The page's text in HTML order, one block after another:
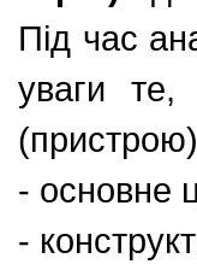
Під час
уваги те,
- основне
-